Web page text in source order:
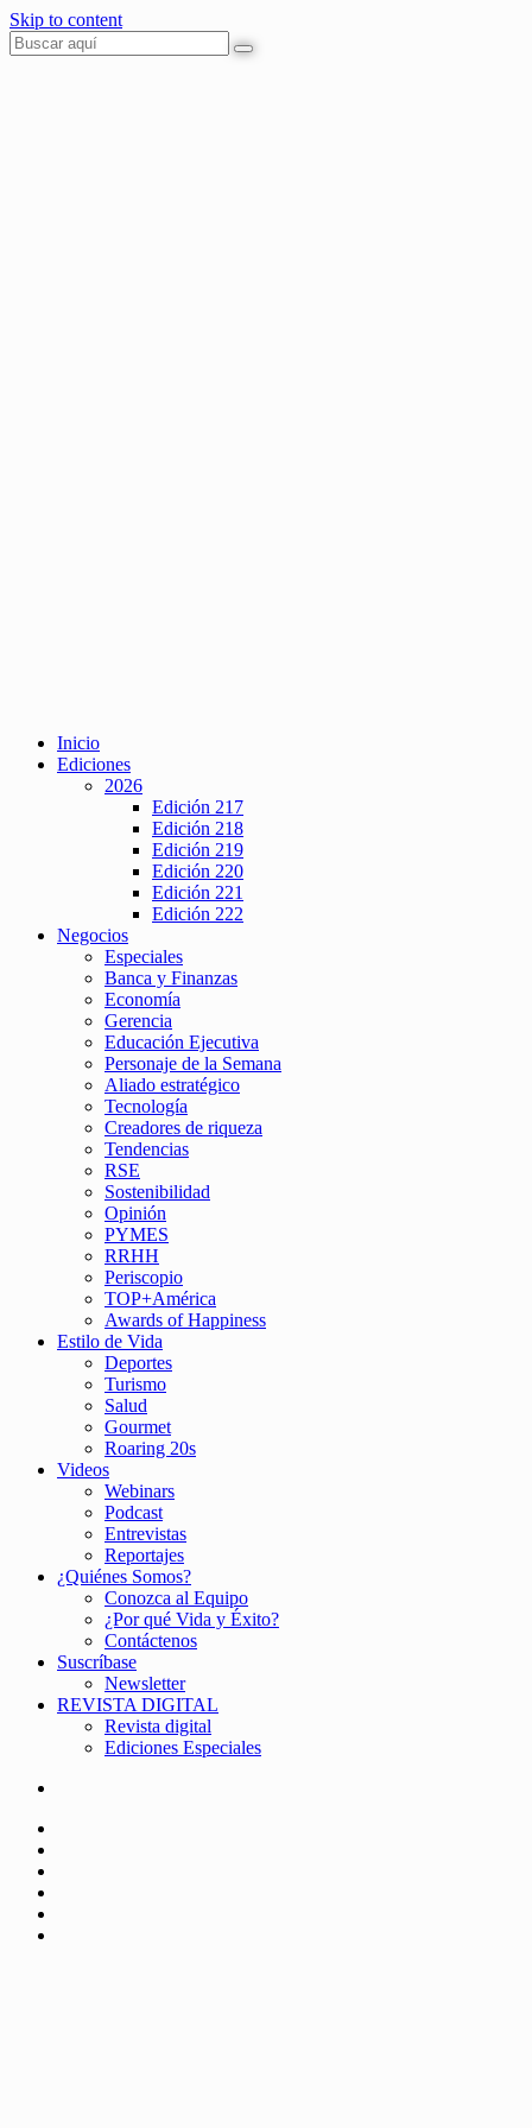
Skip to content
Inicio
Ediciones
2026
Edición 217
Edición 218
Edición 219
Edición 220
Edición 221
Edición 222
Negocios
Especiales
Banca y Finanzas
Economía
Gerencia
Educación Ejecutiva
Personaje de la Semana
Aliado estratégico
Tecnología
Creadores de riqueza
Tendencias
RSE
Sostenibilidad
Opinión
PYMES
RRHH
Periscopio
TOP+América
Awards of Happiness
Estilo de Vida
Deportes
Turismo
Salud
Gourmet
Roaring 20s
Videos
Webinars
Podcast
Entrevistas
Reportajes
¿Quiénes Somos?
Conozca al Equipo
¿Por qué Vida y Éxito?
Contáctenos
Suscríbase
Newsletter
REVISTA DIGITAL
Revista digital
Ediciones Especiales